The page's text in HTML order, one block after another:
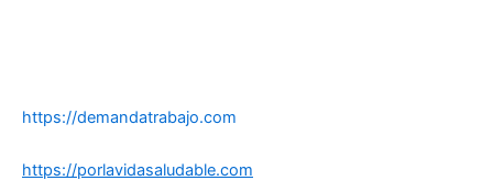
https://demandatrabajo.com
https://porlavidasaludable.com